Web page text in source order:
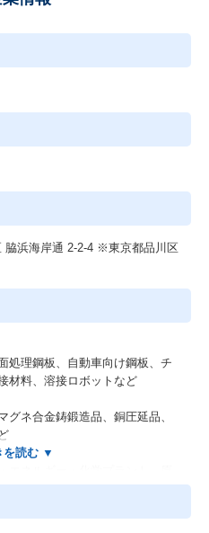
脇浜海岸通 2-2-4 ※東京都品川区
処理鋼板、自動車向け鋼板、チ
材料、溶接ロボットなど
グネ合金鋳鍛造品、銅圧延品、
の各種エンジニアリング業など